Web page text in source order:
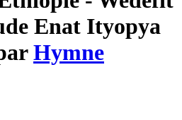
Enat Ityopya
Hymne